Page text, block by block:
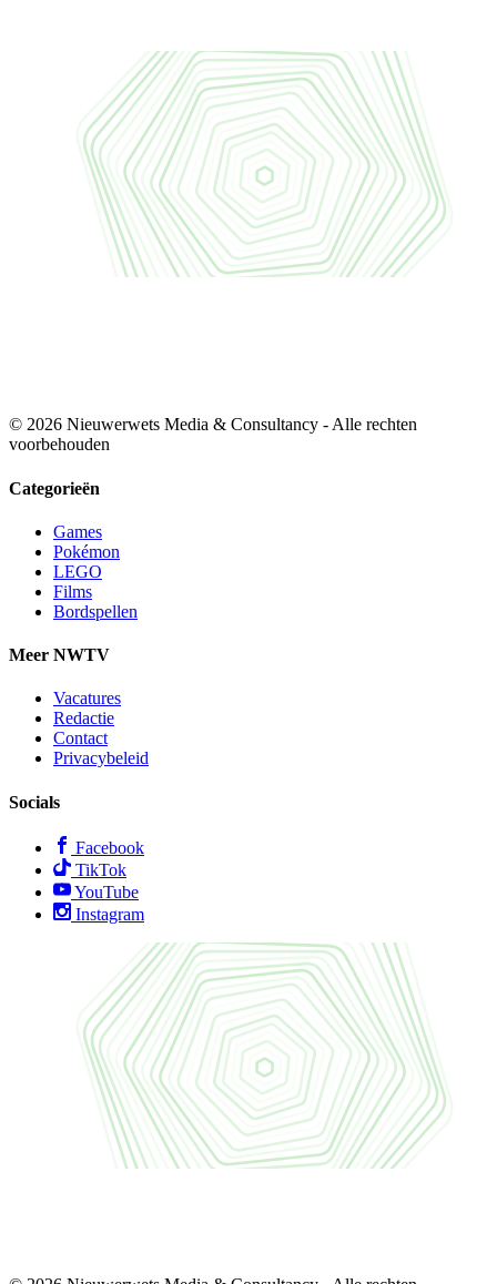
© 2026 Nieuwerwets Media & Consultancy - Alle rechten
voorbehouden
Categorieën
Games
Pokémon
LEGO
Films
Bordspellen
Meer NWTV
Vacatures
Redactie
Contact
Privacybeleid
Socials
Facebook
TikTok
YouTube
Instagram